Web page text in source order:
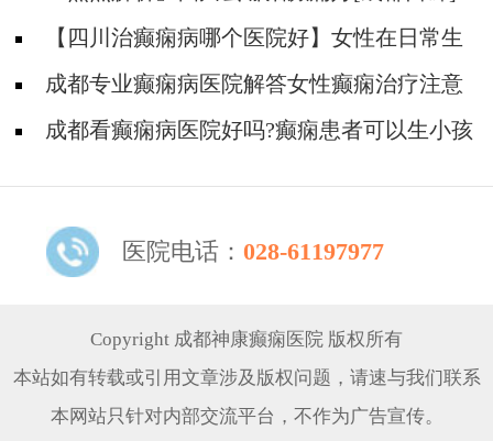
女性癫痫病人容易变老吗？
【四川治癫痫病哪个医院好】女性在日常生
活中出现癫痫怎么办？
成都专业癫痫病医院解答女性癫痫治疗注意
事项成都看癫痫病医院好吗?癫痫患者可以生小孩
医院电话： 028-61197977
Copyright 成都神康癫痫医院 版权所有
本站如有转载或引用文章涉及版权问题，请速与我们联系
本网站只针对内部交流平台，不作为广告宣传。